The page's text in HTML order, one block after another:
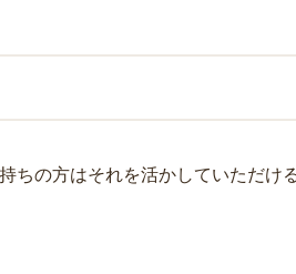
ちの方はそれを活かしていただけ